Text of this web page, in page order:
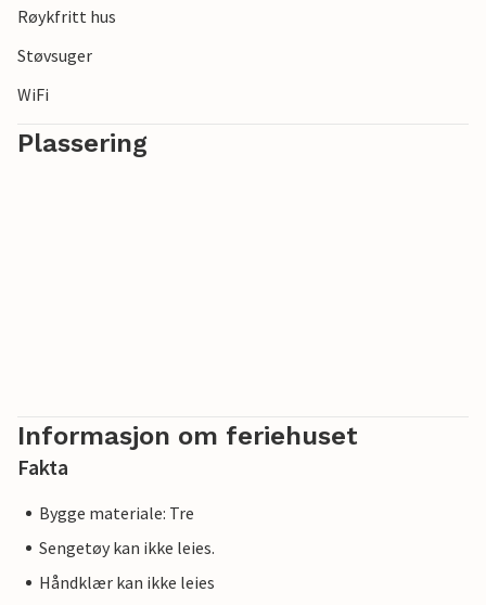
Røykfritt hus
Støvsuger
WiFi
Plassering
Informasjon om feriehuset
Fakta
Bygge materiale: Tre
Sengetøy kan ikke leies.
Håndklær kan ikke leies